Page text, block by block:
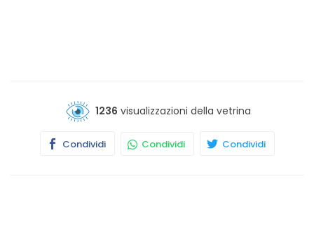
1236 visualizzazioni della vetrina
Condividi Condividi Condividi